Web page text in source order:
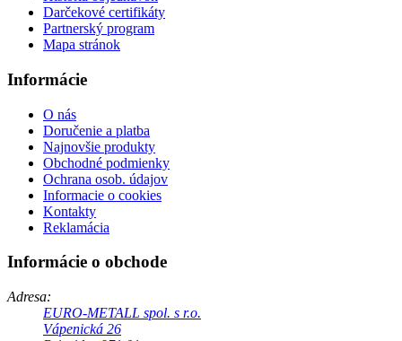
Darčekové certifikáty
Partnerský program
Mapa stránok
Informácie
O nás
Doručenie a platba
Najnovšie produkty
Obchodné podmienky
Ochrana osob. údajov
Informacie o cookies
Kontakty
Reklamácia
Informácie o obchode
Adresa:
EURO-METALL spol. s r.o.
Vápenická 26